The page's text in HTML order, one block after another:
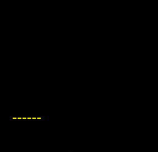
------